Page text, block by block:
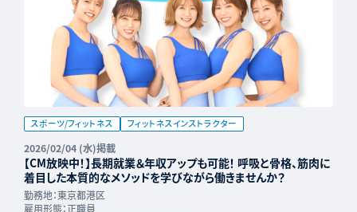
スポーツ/フィットネス フィットネスインストラクター
2026/02/04 (水)掲載
【CM放映中！】長期就業＆年収アップも可能！ 呼吸と骨格、筋肉に
着目した本質的なメソッドを学びながら働きませんか？
勤務地：東京都港区
雇用形態：正職員